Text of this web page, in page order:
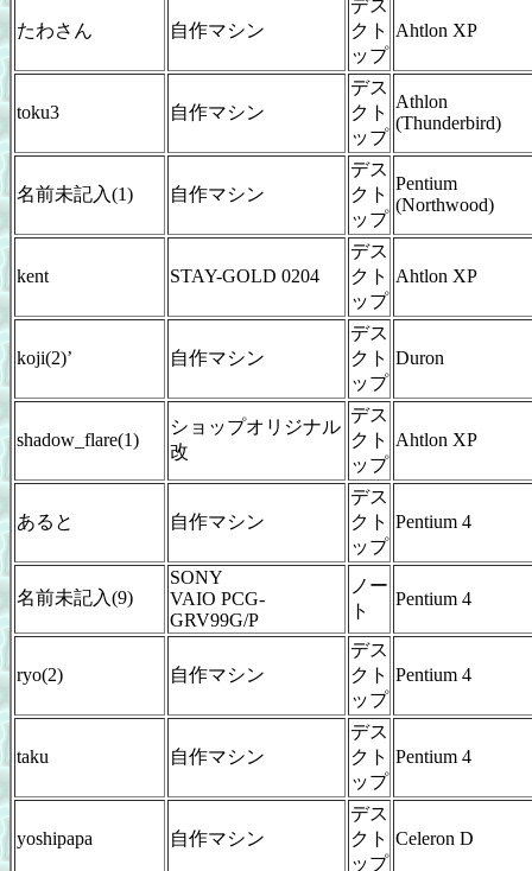
たわさん 自作マシン
デス
クト
ップ
Ahtlon XP
toku3 自作マシン
デス
クト
ップ
Athlon
(Thunderbird)
名前未記入(1) 自作マシン
デス
クト
ップ
Pentium
(Northwood)
kent STAY-GOLD 0204
デス
クト
ップ
Ahtlon XP
koji(2)’ 自作マシン
デス
クト
ップ
Duron
shadow_flare(1)
ショップオリジナル
改
デス
クト
ップ
Ahtlon XP
あると 自作マシン
デス
クト
ップ
Pentium 4
名前未記入(9)
SONY
VAIO PCG-
GRV99G/P
ノー
ト
Pentium 4
ryo(2) 自作マシン
デス
クト
ップ
Pentium 4
taku 自作マシン
デス
クト
ップ
Pentium 4
yoshipapa 自作マシン
デス
クト
ップ
Celeron D